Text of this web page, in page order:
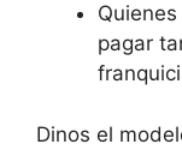
pagar
Dinos el